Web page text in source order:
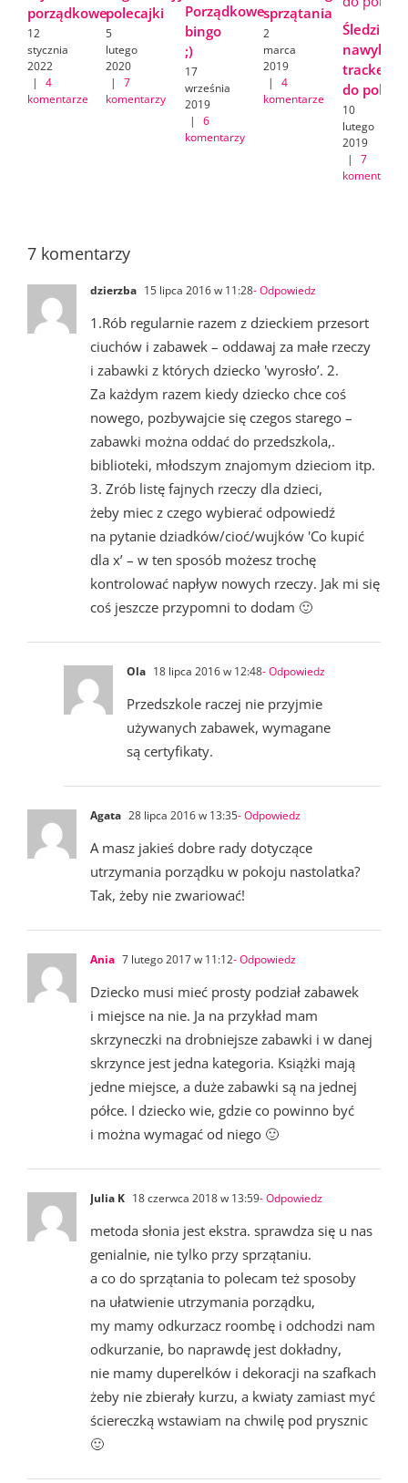
porządkowe
12
stycznia
2022
|
4
komentarze
polecajki
5
lutego
2020
|
7
komentarzy
Porządkowe
bingo
;)
17
września
2019
|
6
komentarzy
sprzątania
2
marca
2019
|
4
komentarze
Śledzik
tracker
do
10
lutego
2019
|
7
komentarzy
7 komentarzy
dzierzba 15 lipca 2016 w 11:28- Odpowiedz
1.Rób regularnie razem z dzieckiem przesort
ciuchów i zabawek – oddawaj za małe rzeczy
i zabawki z których dziecko 'wyrosło’. 2.
Za każdym razem kiedy dziecko chce coś
nowego, pozbywajcie się czegos starego –
zabawki można oddać do przedszkola,.
biblioteki, młodszym znajomym dzieciom itp.
3. Zrób listę fajnych rzeczy dla dzieci,
żeby miec z czego wybierać odpowiedź
na pytanie dziadków/cioć/wujków 'Co kupić
dla x’ – w ten sposób możesz trochę
kontrolować napływ nowych rzeczy. Jak mi się
coś jeszcze przypomni to dodam 🙂
Ola 18 lipca 2016 w 12:48- Odpowiedz
Przedszkole raczej nie przyjmie
używanych zabawek, wymagane
są certyfikaty.
Agata 28 lipca 2016 w 13:35- Odpowiedz
A masz jakieś dobre rady dotyczące
utrzymania porządku w pokoju nastolatka?
Tak, żeby nie zwariować!
Ania 7 lutego 2017 w 11:12- Odpowiedz
Dziecko musi mieć prosty podział zabawek
i miejsce na nie. Ja na przykład mam
skrzyneczki na drobniejsze zabawki i w danej
skrzynce jest jedna kategoria. Książki mają
jedne miejsce, a duże zabawki są na jednej
półce. I dziecko wie, gdzie co powinno być
i można wymagać od niego 🙂
Julia K 18 czerwca 2018 w 13:59- Odpowiedz
metoda słonia jest ekstra. sprawdza się u nas
genialnie, nie tylko przy sprzątaniu.
a co do sprzątania to polecam też sposoby
na ułatwienie utrzymania porządku,
my mamy odkurzacz roombę i odchodzi nam
odkurzanie, bo naprawdę jest dokładny,
nie mamy duperelków i dekoracji na szafkach
żeby nie zbierały kurzu, a kwiaty zamiast myć
ściereczką wstawiam na chwilę pod prysznic
🙂